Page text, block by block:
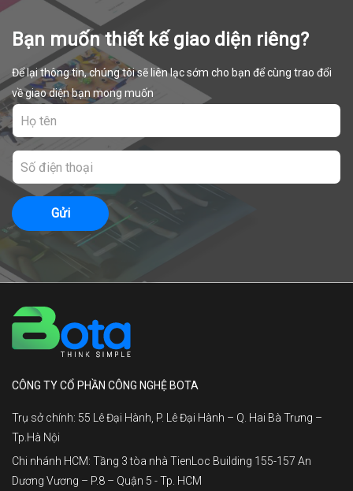
Bạn muốn thiết kế giao diện riêng?
Để lại thông tin, chúng tôi sẽ liên lạc sớm cho bạn để cùng trao đổi
về giao diện bạn mong muốn
Gửi
CÔNG TY CỔ PHẦN CÔNG NGHỆ BOTA
Trụ sở chính: 55 Lê Đại Hành, P. Lê Đại Hành – Q. Hai Bà Trưng –
Tp.Hà Nội
Chi nhánh HCM: Tầng 3 tòa nhà TienLoc Building 155-157 An
Dương Vương – P.8 – Quận 5 - Tp. HCM